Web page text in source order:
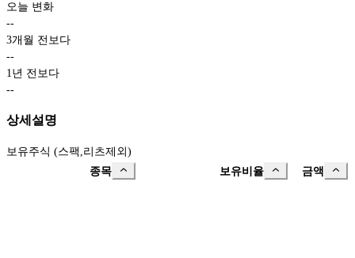
오늘 변화
--
3개월 전보다
--
1년 전보다
--
상세설명
보유주식 (스팩,리츠제외)
종목
보유비율 금액